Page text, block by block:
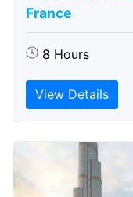
France
8 Hours
View Details